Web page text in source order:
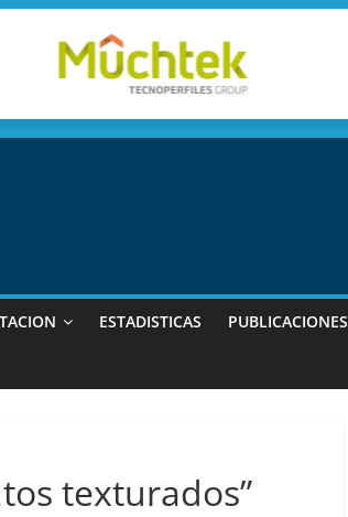
ESTADISTICAS PUBLICACIONES
texturados”